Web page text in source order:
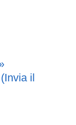
(Invia il